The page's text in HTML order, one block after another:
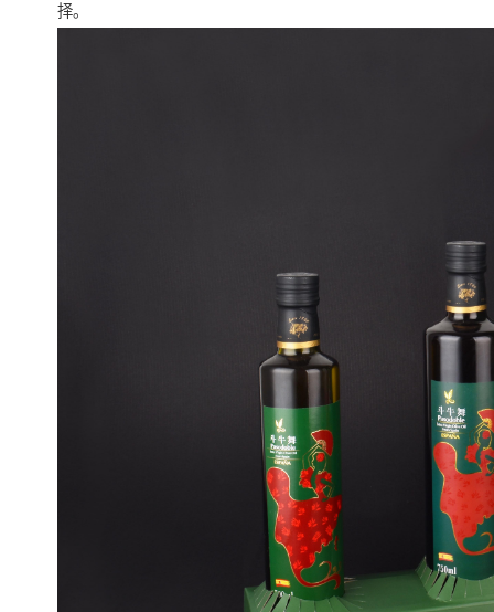
择。